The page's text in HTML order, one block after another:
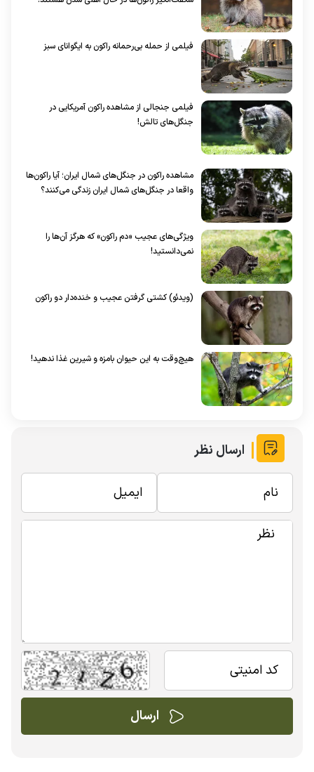
فیلمی از حمله بی‌رحمانه راکون به ایگوانای سبز
فیلمی جنجالی از مشاهده راکون آمریکایی در
جنگل‌های تالش!
مشاهده راکون در جنگل‌های شمال ایران؛ آیا راکون‌ها
واقعا در جنگل‌های شمال ایران زندگی می‌کنند؟
ویژگی‌های عجیب «دم راکون» که هرگز آن‌ها را
نمی‌دانستید!
(ویدئو) کشتی گرفتن عجیب و خنده‌دار دو راکون
هیچ‌وقت به این حیوان بامزه و شیرین غذا ندهید!
ارسال نظر